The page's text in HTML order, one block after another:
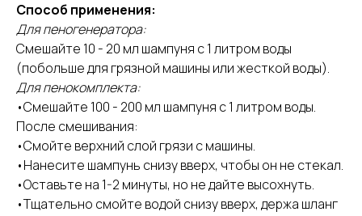
Способ применения:
Для пеногенератора:
Смешайте 10 - 20 мл шампуня с 1 литром воды
(побольше для грязной машины или жесткой воды).
Для пенокомплекта:
•Смешайте 100 - 200 мл шампуня с 1 литром воды.
После смешивания:
•Смойте верхний слой грязи с машины.
•Нанесите шампунь снизу вверх, чтобы он не стекал.
•Оставьте на 1-2 минуты, но не дайте высохнуть.
•Тщательно смойте водой снизу вверх, держа шланг